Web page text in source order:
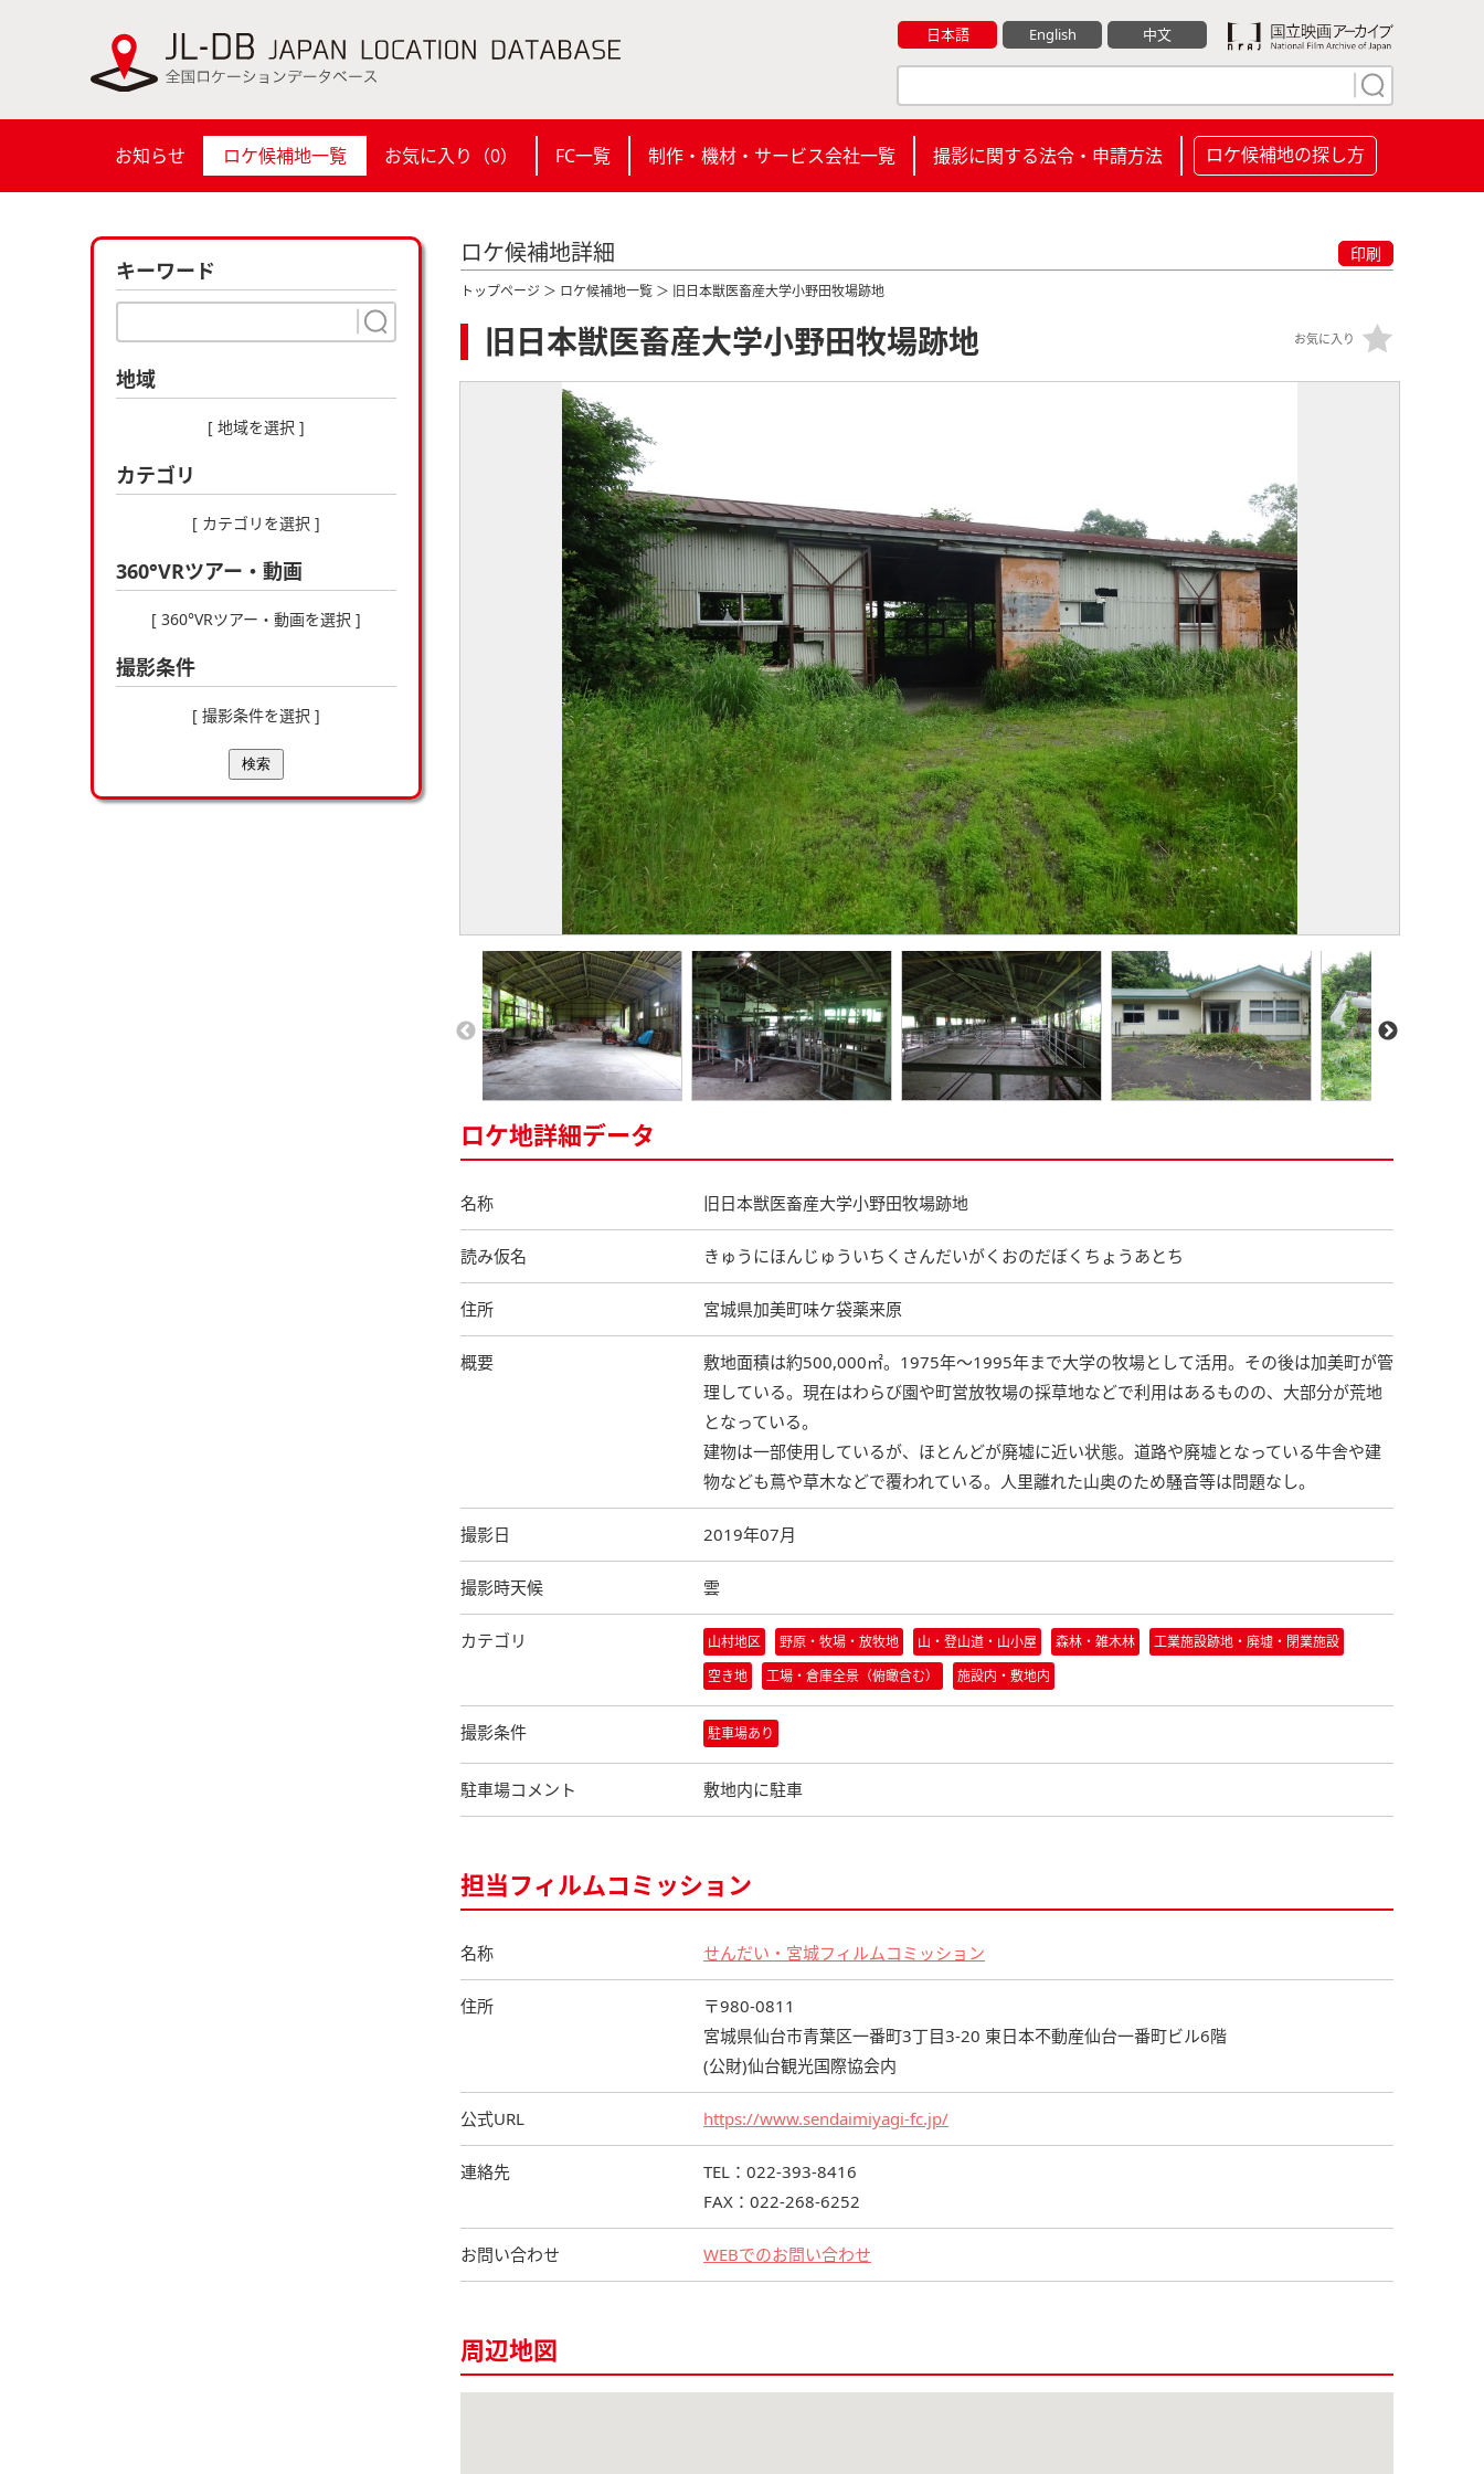
日本語 English 中文
お知らせ ロケ候補地一覧 お気に入り（0） FC一覧 制作・機材・サービス会社一覧 撮影に関する法令・申請方法 ロケ候補地の探し方
キーワード
地域
[ 地域を選択 ]
カテゴリ
[ カテゴリを選択 ]
360°VRツアー・動画
[ 360°VRツアー・動画を選択 ]
撮影条件
[ 撮影条件を選択 ]
検索
ロケ候補地詳細 印刷
トップページ ＞ ロケ候補地一覧 ＞ 旧日本獣医畜産大学小野田牧場跡地
旧日本獣医畜産大学小野田牧場跡地 お気に入り
ロケ地詳細データ
名称 旧日本獣医畜産大学小野田牧場跡地
読み仮名 きゅうにほんじゅういちくさんだいがくおのだぼくちょうあとち
住所 宮城県加美町味ケ袋薬来原
概要
敷地面積は約500,000㎡。1975年～1995年まで大学の牧場として活用。その後は加美町が管
理している。現在はわらび園や町営放牧場の採草地などで利用はあるものの、大部分が荒地
となっている。
建物は一部使用しているが、ほとんどが廃墟に近い状態。道路や廃墟となっている牛舎や建
物なども蔦や草木などで覆われている。人里離れた山奥のため騒音等は問題なし。
撮影日 2019年07月
撮影時天候 雲
カテゴリ 山村地区 野原・牧場・放牧地 山・登山道・山小屋 森林・雑木林
工業施設跡地・廃墟・閉業施設
空き地
工場・倉庫全景（俯瞰含む） 施設内・敷地内
撮影条件 駐車場あり
駐車場コメント 敷地内に駐車
担当フィルムコミッション
名称 せんだい・宮城フィルムコミッション
住所
〒980-0811
宮城県仙台市青葉区一番町3丁目3-20 東日本不動産仙台一番町ビル6階
(公財)仙台観光国際協会内
公式URL https://www.sendaimiyagi-fc.jp/
連絡先
TEL：022-393-8416
FAX：022-268-6252
お問い合わせ WEBでのお問い合わせ
周辺地図